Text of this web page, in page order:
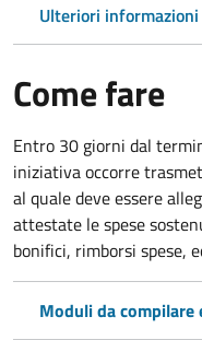
Ulteriori informazioni
Come fare
Entro 30 giorni dal
iniziativa occorre
al quale deve essere
attestate le spese
bonifici, rimborsi spese,
Moduli da compilare